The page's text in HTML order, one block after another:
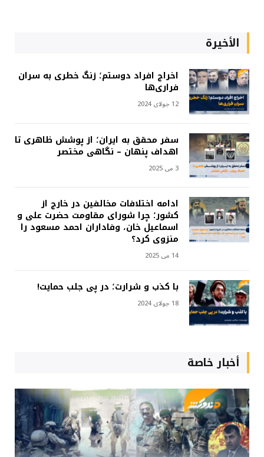
الأخيرة
اخراج افراد دوستم؛ زنگ خطری به سران
فراری‌ها
12 جولای 2024
سفر محقق به ایران؛ از پوشش ظاهری تا
اهداف پنهان – نگاهی مختصر
3 می 2025
ادامه اختلافات مخالفین در خارج از
کشور؛ چرا شورای مقاومت حضرت علی و
اسماعیل خان، وفاداران احمد مسعود را
منزوی کرد؟
14 می 2025
با کذب و شرارت؛ در پی جلب حمایت!
18 جولای 2024
أخبار خاصة